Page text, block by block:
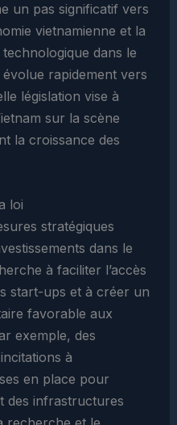
un pas significatif vers
vietnamienne et la
dans le
rapidement vers
législation vise à
sur la scène
la croissance des
loi
stratégiques
dans le
à faciliter l’accès
start-ups et à créer un
favorable aux
exemple, des
à
en place pour
des infrastructures